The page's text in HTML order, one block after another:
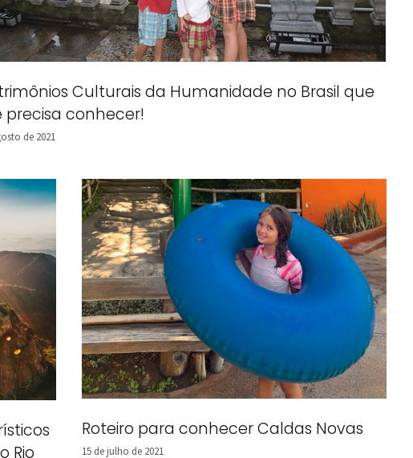
Culturais da Humanidade no Brasil que
precisa conhecer!
de 2021
Rio
Roteiro para conhecer Caldas Novas
15 de julho de 2021